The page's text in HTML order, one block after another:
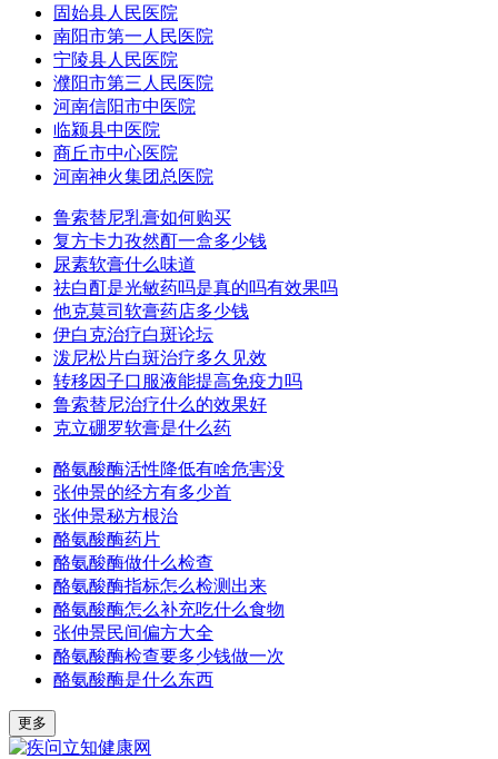
固始县人民医院
南阳市第一人民医院
宁陵县人民医院
濮阳市第三人民医院
河南信阳市中医院
临颍县中医院
商丘市中心医院
河南神火集团总医院
鲁索替尼乳膏如何购买
复方卡力孜然酊一盒多少钱
尿素软膏什么味道
祛白酊是光敏药吗是真的吗有效果吗
他克莫司软膏药店多少钱
伊白克治疗白斑论坛
泼尼松片白斑治疗多久见效
转移因子口服液能提高免疫力吗
鲁索替尼治疗什么的效果好
克立硼罗软膏是什么药
酪氨酸酶活性降低有啥危害没
张仲景的经方有多少首
张仲景秘方根治
酪氨酸酶药片
酪氨酸酶做什么检查
酪氨酸酶指标怎么检测出来
酪氨酸酶怎么补充吃什么食物
张仲景民间偏方大全
酪氨酸酶检查要多少钱做一次
酪氨酸酶是什么东西
更多